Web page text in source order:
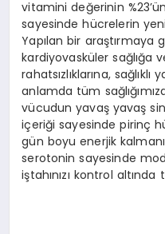
vitamini değerinin
sayesinde hücrelerin
Yapılan bir araştırmaya
kardiyovasküler sağlığa
rahatsızlıklarına,
anlamda tüm
vücudun yavaş yavaş
içeriği sayesinde pirinç
gün boyu enerjik
serotonin sayesinde
iştahınızı kontrol altında